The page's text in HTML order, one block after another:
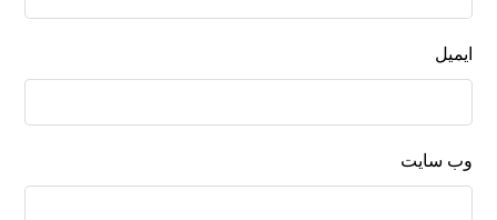
ایمیل
وب‌ سایت